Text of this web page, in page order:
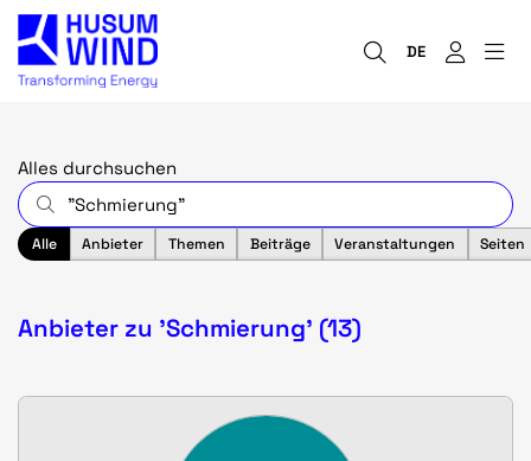
DE
Alles durchsuchen
Alle Anbieter Themen Beiträge Veranstaltungen Seiten
Anbieter zu 'Schmierung' (13)